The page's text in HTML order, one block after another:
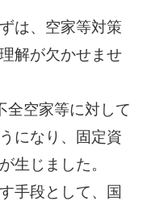
は、空家等対策
解が欠かせませ
全空家等に対して
になり、固定資
生じました。
手段として、国